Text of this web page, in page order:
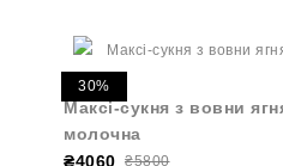
30%
Максі-сукня з вовни
молочна
₴4060 ₴5800